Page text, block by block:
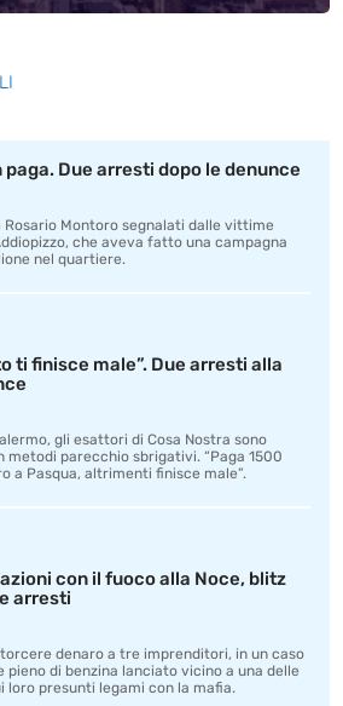
Due arresti dopo le denunce
Rosario Montoro segnalati dalle vittime
che aveva fatto una campagna
nel quartiere.
ti finisce male”. Due arresti alla
gli esattori di Cosa Nostra sono
parecchio sbrigativi. “Paga 1500
a Pasqua, altrimenti finisce male”.
con il fuoco alla Noce, blitz
arresti
denaro a tre imprenditori, in un caso
pieno di benzina lanciato vicino a una delle
presunti legami con la mafia.